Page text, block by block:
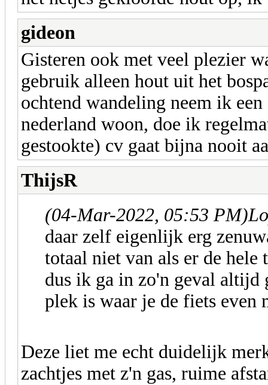
gideon
Gisteren ook met veel plezier
gebruik alleen hout uit het
ochtend wandeling neem ik
nederland woon, doe ik
gestookte) cv gaat bijna nooit
ThijsR
(04-Mar-2022, 05:53 PM)
daar zelf eigenlijk erg
totaal niet van als er de hele
dus ik ga in zo'n geval altijd
plek is waar je de fiets
Deze liet me echt duidelijk
zachtjes met z'n gas, ruime